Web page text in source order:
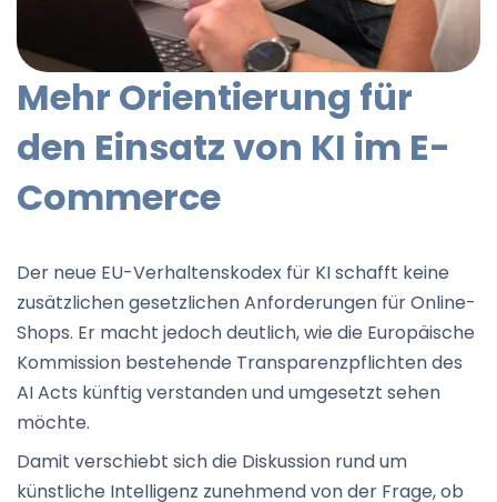
Mehr Orientierung für
den Einsatz von KI im E-
Commerce
Der neue EU-Verhaltenskodex für KI schafft keine
zusätzlichen gesetzlichen Anforderungen für Online-
Shops. Er macht jedoch deutlich, wie die Europäische
Kommission bestehende Transparenzpflichten des
AI Acts künftig verstanden und umgesetzt sehen
möchte.
Damit verschiebt sich die Diskussion rund um
künstliche Intelligenz zunehmend von der Frage, ob